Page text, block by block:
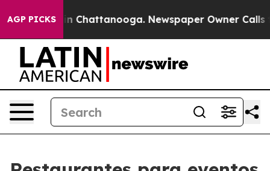
AGP PICKS
Chaos in Chattanooga. Newspaper Owner Calls